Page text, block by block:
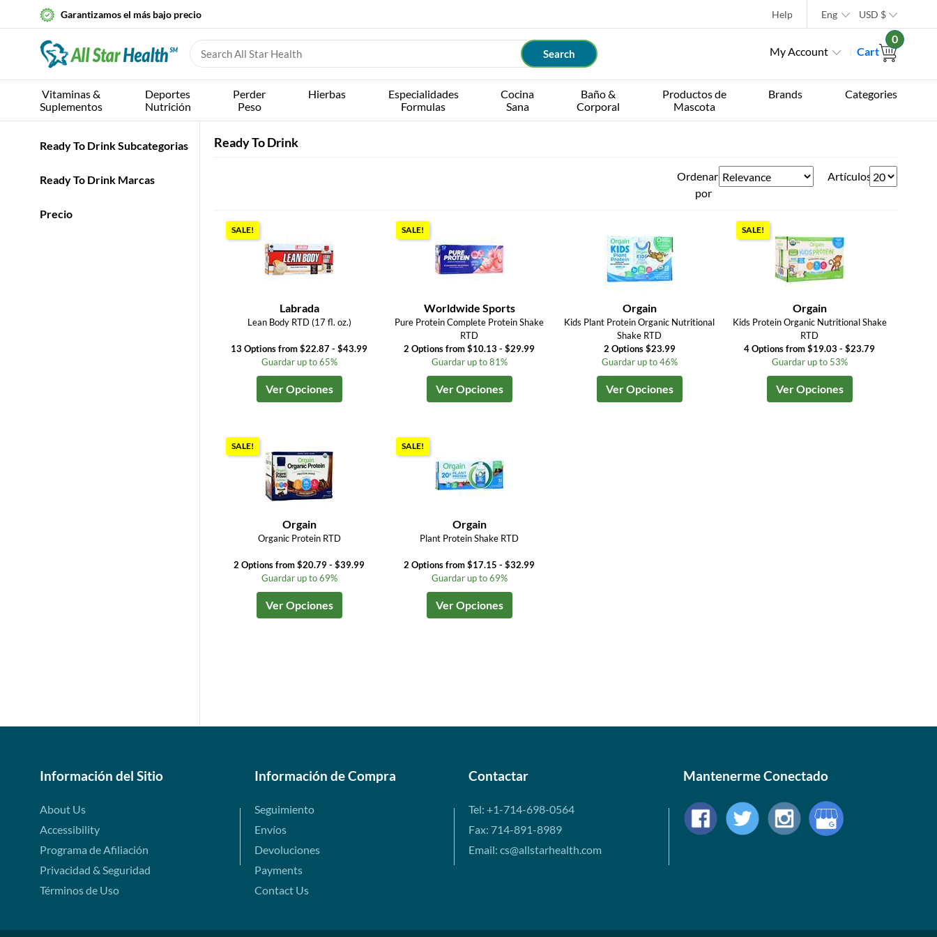
Garantizamos el más bajo precio Help Eng USD $
My Account Cart
0
Vitaminas &
Suplementos
Deportes
Nutrición
Perder
Peso
Hierbas
Especialidades
Formulas
Cocina
Sana
Baño &
Corporal
Productos de
Mascota
Brands Categories
Ready To Drink Subcategorias
Ready To Drink Marcas
Precio
Ready To Drink
Ordenar
por
Artículos
SALE!
Labrada
Lean Body RTD (17 fl. oz.)
13 Options from $22.87 - $43.99
Guardar up to 65%
Ver Opciones
SALE!
Worldwide Sports
Pure Protein Complete Protein Shake
RTD
2 Options from $10.13 - $29.99
Guardar up to 81%
Ver Opciones
Orgain
Kids Plant Protein Organic Nutritional
Shake RTD
2 Options $23.99
Guardar up to 46%
Ver Opciones
SALE!
Orgain
Kids Protein Organic Nutritional Shake
RTD
4 Options from $19.03 - $23.79
Guardar up to 53%
Ver Opciones
SALE!
Orgain
Organic Protein RTD
2 Options from $20.79 - $39.99
Guardar up to 69%
Ver Opciones
SALE!
Orgain
Plant Protein Shake RTD
2 Options from $17.15 - $32.99
Guardar up to 69%
Ver Opciones
Información del Sitio
About Us
Accessibility
Programa de Afiliación
Privacidad & Seguridad
Términos de Uso
Información de Compra
Seguimiento
Envíos
Devoluciones
Payments
Contact Us
Contactar
Tel: +1-714-698-0564
Fax: 714-891-8989
Email: cs@allstarhealth.com
Mantenerme Conectado